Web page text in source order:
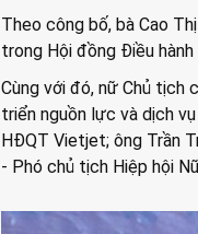
Theo công bố, bà Cao
trong Hội đồng Điều
Cùng với đó, nữ Chủ tịch
triển nguồn lực và dịch
HĐQT Vietjet; ông Trần
- Phó chủ tịch Hiệp hội